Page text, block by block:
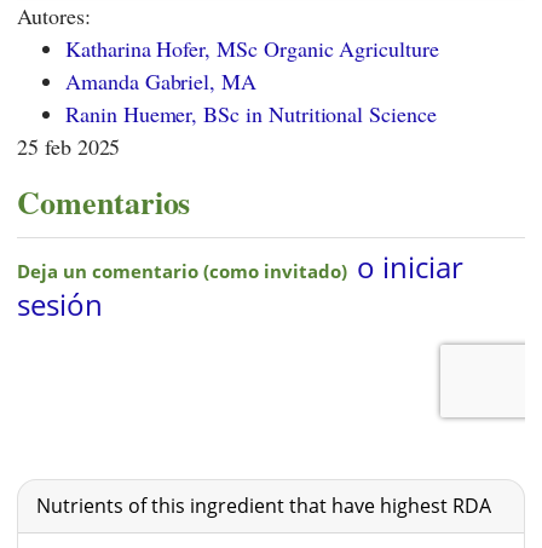
Autores:
Katharina Hofer, MSc Organic Agriculture
Amanda Gabriel, MA
Ranin Huemer, BSc in Nutritional Science
25 feb 2025
Comentarios
Nutrients of this ingredient that have highest RDA